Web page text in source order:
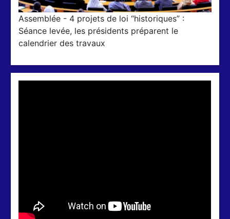
Assemblée - 4 projets de loi “historiques” :
Séance levée, les présidents préparent le
calendrier des travaux